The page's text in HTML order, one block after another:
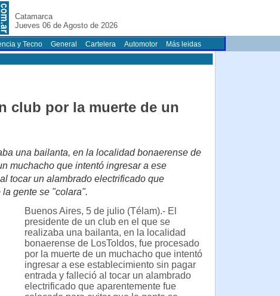
Catamarca
Jueves 06 de Agosto de 2026
y Tecno General Cartelera Automotor Más leidas
club por la muerte de un
una bailanta, en la localidad bonaerense de
muchacho que intentó ingresar a ese
tocar un alambrado electrificado que
gente se "colara".
Buenos Aires, 5 de julio (Télam).- El
presidente de un club en el que se
realizaba una bailanta, en la localidad
bonaerense de LosToldos, fue procesado
por la muerte de un muchacho que intentó
ingresar a ese establecimiento sin pagar
entrada y falleció al tocar un alambrado
electrificado que aparentemente fue